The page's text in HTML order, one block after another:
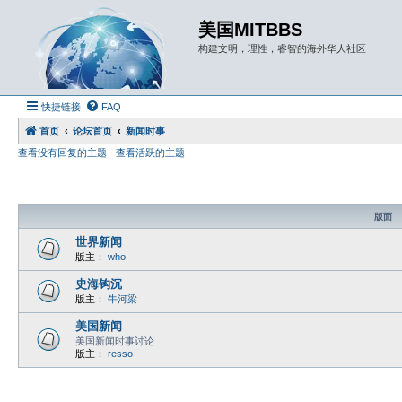
美国MITBBS
构建文明，理性，睿智的海外华人社区
快捷链接 FAQ
首页 论坛首页
新闻时事
查看没有回复的主题
查看活跃的主题
版面
世界新闻
版主： who
史海钩沉
版主： 牛河梁
美国新闻
美国新闻时事讨论
版主：
resso